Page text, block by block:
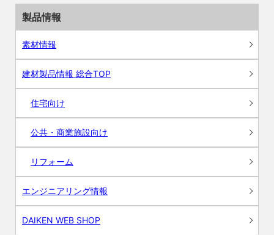
製品情報
素材情報
建材製品情報 総合TOP
住宅向け
公共・商業施設向け
リフォーム
エンジニアリング情報
DAIKEN WEB SHOP